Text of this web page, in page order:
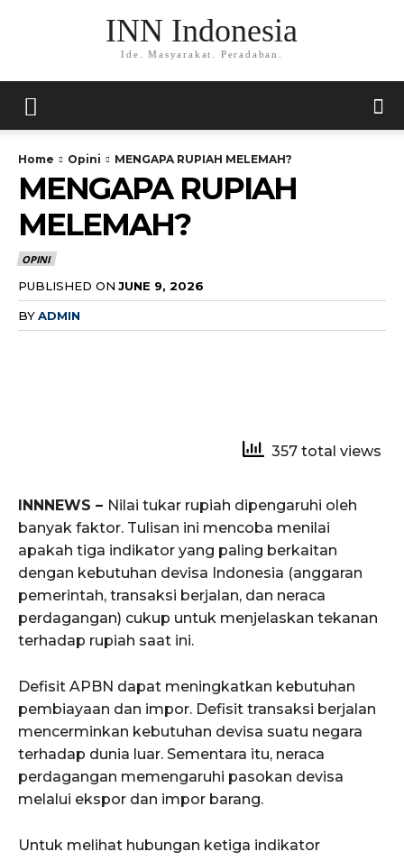
INN Indonesia
Ide. Masyarakat. Peradaban.
Home Opini MENGAPA RUPIAH MELEMAH?
MENGAPA RUPIAH
MELEMAH?
OPINI
PUBLISHED ON JUNE 9, 2026
BYADMIN
357 total views
INNNEWS – Nilai tukar rupiah dipengaruhi oleh
banyak faktor. Tulisan ini mencoba menilai
apakah tiga indikator yang paling berkaitan
dengan kebutuhan devisa Indonesia (anggaran
pemerintah, transaksi berjalan, dan neraca
perdagangan) cukup untuk menjelaskan tekanan
terhadap rupiah saat ini.
Defisit APBN dapat meningkatkan kebutuhan
pembiayaan dan impor. Defisit transaksi berjalan
mencerminkan kebutuhan devisa suatu negara
terhadap dunia luar. Sementara itu, neraca
perdagangan memengaruhi pasokan devisa
melalui ekspor dan impor barang.
Untuk melihat hubungan ketiga indikator